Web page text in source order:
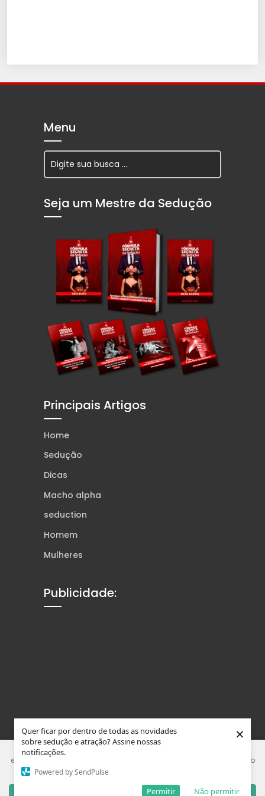
Quer ficar por dentro de todas as novidades
sobre sedução e atração? Assine nossas
notificações.
Powered by SendPulse
Não permitir
Permitir
×
Menu
Seja um Mestre da Sedução
Principais Artigos
Home
Sedução
Dicas
Macho alpha
seduction
Homem
Mulheres
Publicidade:
© Tons da Sedução. Feito com Wolf WP.
Este site usa Cookies e tecnologias similares para melhorar sua
experiência. Ao usar nosso site, você concorda que está de acordo
com nossa Política de Privacidade.